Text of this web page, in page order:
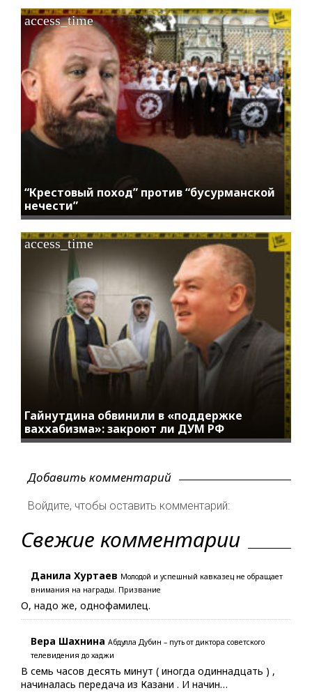
“Крестовый поход” против “бусурманской
нечести”
access_time
Гайнутдина обвинили в «поддержке
ваххабизма»: закроют ли ДУМ РФ
access_time
Добавить комментарий
Войдите, чтобы оставить комментарий:
Свежие комментарии
Данила Хуртаев Молодой и успешный кавказец не обращает
внимания на награды. Призвание
О, надо же, однофамилец.
Вера Шахнина Абдулла Дубин – путь от диктора советского
телевидения до хаджи
В семь часов десять минут ( иногда одиннадцать ) ,
начиналась передача из Казани . И начин…